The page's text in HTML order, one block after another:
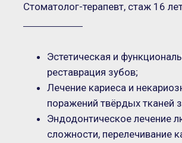
Стоматолог-терапевт, стаж 16
Эстетическая и
реставрация зубов;
Лечение кариеса и
поражений твёрдых тканей
Эндодонтическое лечение
сложности, перелечивание